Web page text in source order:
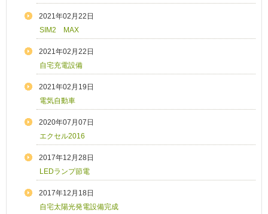
2021年02月22日
SIM2 MAX
2021年02月22日
自宅充電設備
2021年02月19日
電気自動車
2020年07月07日
エクセル2016
2017年12月28日
LEDランプ節電
2017年12月18日
自宅太陽光発電設備完成